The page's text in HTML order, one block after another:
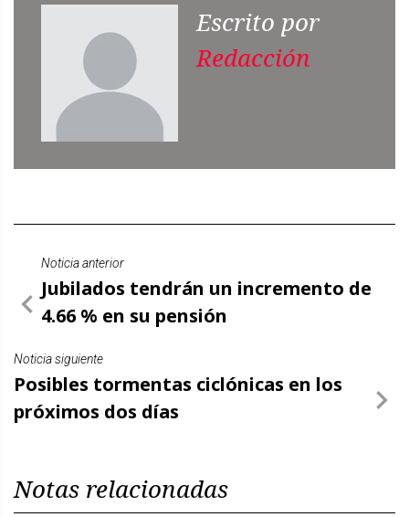
Escrito por
Redacción
Noticia anterior
Jubilados tendrán un incremento de
4.66 % en su pensión
Noticia siguiente
Posibles tormentas ciclónicas en los
próximos dos días
Notas relacionadas